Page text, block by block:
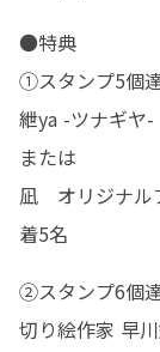
●特典
①スタンプ5個
紲ya -ツナギヤ
または
凪　オリジナ
着5名
②スタンプ6個
切り絵作家 早